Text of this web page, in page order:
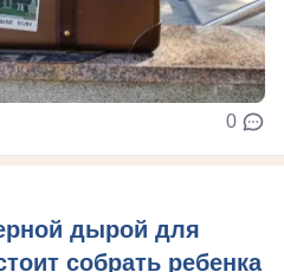
0
дырой для
собрать ребенка